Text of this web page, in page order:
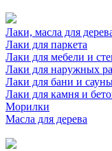
Лаки, масла для
Лаки для паркета
Лаки для мебели и
Лаки для наружных
Лаки для бани и
Лаки для камня и
Морилки
Масла для дерева